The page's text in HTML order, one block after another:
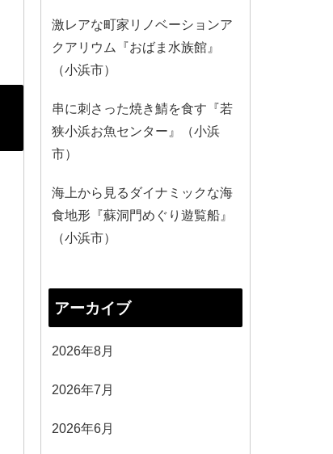
激レアな町家リノベーションア
クアリウム『おばま水族館』
（小浜市）
串に刺さった焼き鯖を食す『若
狭小浜お魚センター』（小浜
市）
海上から見るダイナミックな海
食地形『蘇洞門めぐり遊覧船』
（小浜市）
アーカイブ
2026年8月
2026年7月
2026年6月